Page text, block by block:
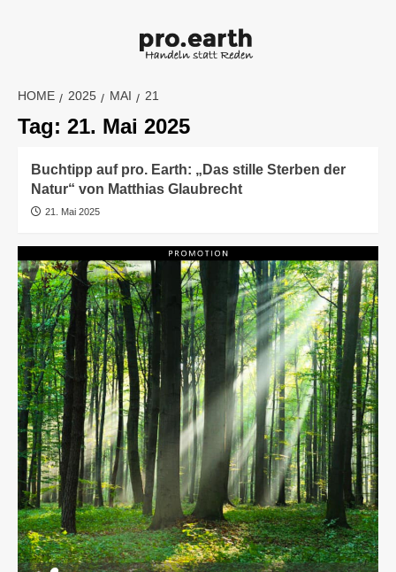
HOME 2025 MAI 21
Tag: 21. Mai 2025
Buchtipp auf pro. Earth: „Das stille Sterben der
Natur“ von Matthias Glaubrecht
21. Mai 2025